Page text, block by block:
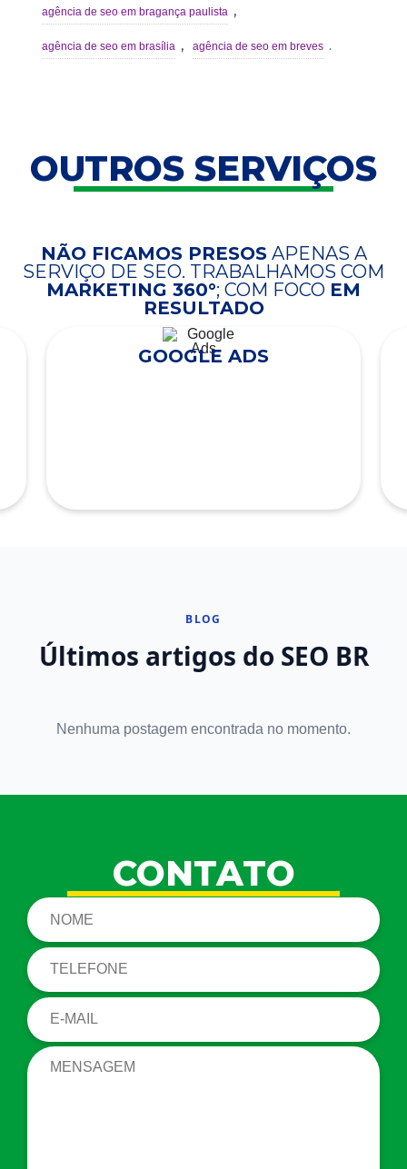
agência de seo em bragança paulista ,
agência de seo em brasília , agência de seo em breves .
OUTROS SERVIÇOS
NÃO FICAMOS PRESOSAPENAS A
SERVIÇO DE SEO. TRABALHAMOS COM
MARKETING 360°; COM FOCO EM
RESULTADO
GOOGLE ADS
BLOG
Últimos artigos do SEO BR
Nenhuma postagem encontrada no momento.
CONTATO